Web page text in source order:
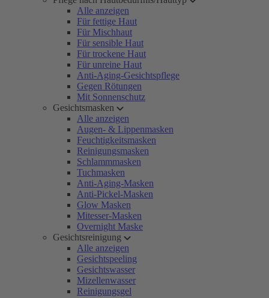
Alle anzeigen
Für fettige Haut
Für Mischhaut
Für sensible Haut
Für trockene Haut
Für unreine Haut
Anti-Aging-Gesichtspflege
Gegen Rötungen
Mit Sonnenschutz
Gesichtsmasken
Alle anzeigen
Augen- & Lippenmasken
Feuchtigkeitsmasken
Reinigungsmasken
Schlammmasken
Tuchmasken
Anti-Aging-Masken
Anti-Pickel-Masken
Glow Masken
Mitesser-Masken
Overnight Maske
Gesichtsreinigung
Alle anzeigen
Gesichtspeeling
Gesichtswasser
Mizellenwasser
Reinigungsgel